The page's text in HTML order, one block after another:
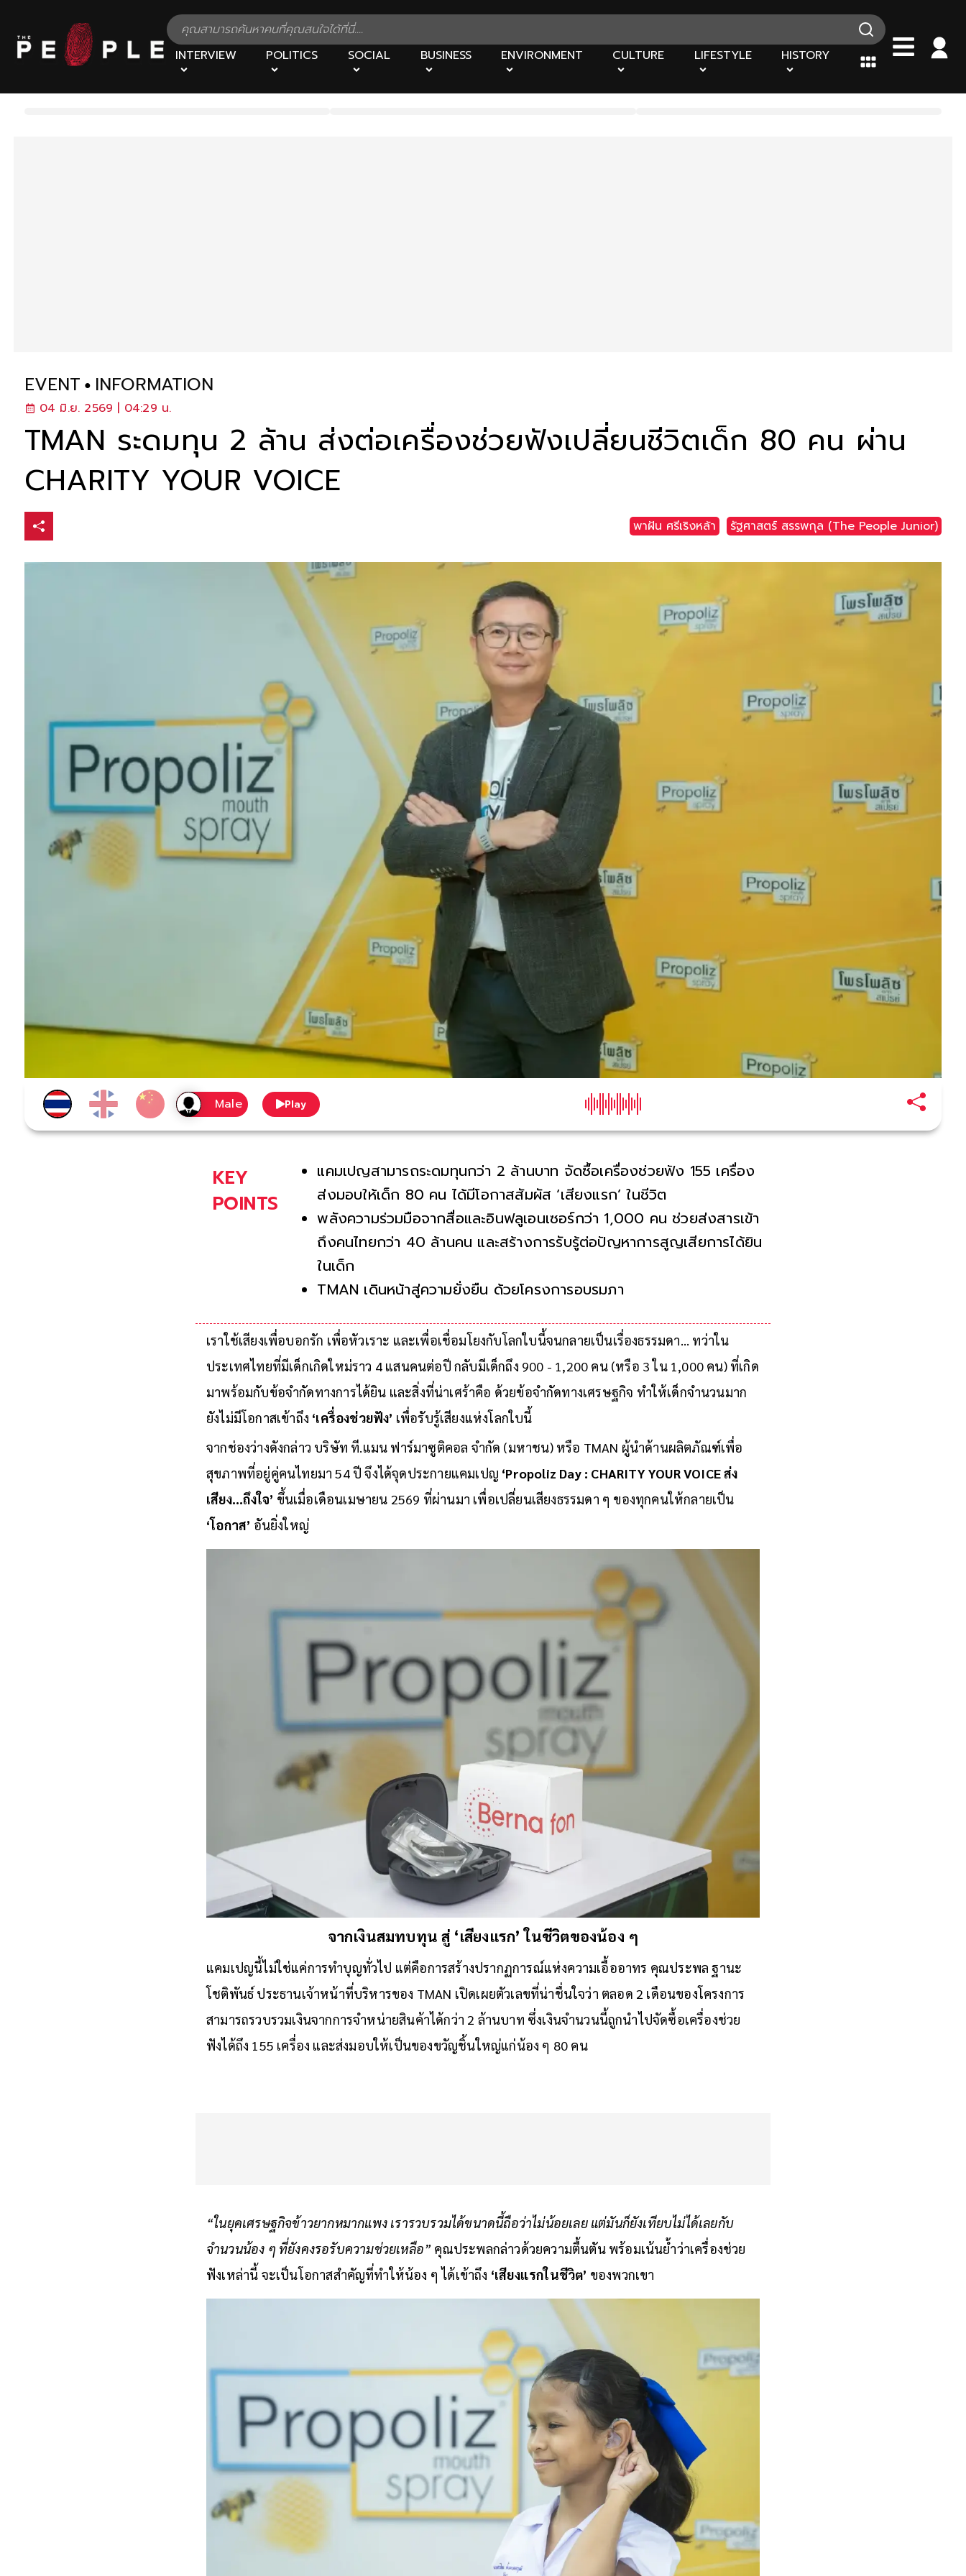
INTERVIEW POLITICS SOCIAL BUSINESS ENVIRONMENT CULTURE LIFESTYLE HISTORY
EVENT INFORMATION
04 มิ.ย. 2569 | 04:29 น.
TMAN ระดมทุน 2 ล้าน ส่งต่อเครื่องช่วยฟังเปลี่ยนชีวิตเด็ก 80 คน ผ่าน
CHARITY YOUR VOICE
พาฝัน ศรีเริงหล้า รัฐศาสตร์ สรรพกุล (The People Junior)
Play
KEY
POINTS
แคมเปญสามารถระดมทุนกว่า 2 ล้านบาท จัดซื้อเครื่องช่วยฟัง 155 เครื่อง
ส่งมอบให้เด็ก 80 คน ได้มีโอกาสสัมผัส ‘เสียงแรก’ ในชีวิต
พลังความร่วมมือจากสื่อและอินฟลูเอนเซอร์กว่า 1,000 คน ช่วยส่งสารเข้า
ถึงคนไทยกว่า 40 ล้านคน และสร้างการรับรู้ต่อปัญหาการสูญเสียการได้ยิน
ในเด็ก
TMAN เดินหน้าสู่ความยั่งยืน ด้วยโครงการอบรมภาษามือสำหรับเภสัชกร
เราใช้เสียงเพื่อบอกรัก เพื่อหัวเราะ และเพื่อเชื่อมโยงกับโลกใบนี้จนกลายเป็นเรื่องธรรมดา... ทว่าใน
ประเทศไทยที่มีเด็กเกิดใหม่ราว 4 แสนคนต่อปี กลับมีเด็กถึง 900 - 1,200 คน (หรือ 3 ใน 1,000 คน) ที่เกิด
มาพร้อมกับข้อจำกัดทางการได้ยิน และสิ่งที่น่าเศร้าคือ ด้วยข้อจำกัดทางเศรษฐกิจ ทำให้เด็กจำนวนมาก
ยังไม่มีโอกาสเข้าถึง ‘เครื่องช่วยฟัง’เพื่อรับรู้เสียงแห่งโลกใบนี้
จากช่องว่างดังกล่าว บริษัท ที.แมน ฟาร์มาซูติคอล จำกัด (มหาชน) หรือ TMAN ผู้นำด้านผลิตภัณฑ์เพื่อ
สุขภาพที่อยู่คู่คนไทยมา 54 ปี จึงได้จุดประกายแคมเปญ‘Propoliz Day : CHARITY YOUR VOICE ส่ง
เสียง...ถึงใจ’ขึ้นเมื่อเดือนเมษายน 2569 ที่ผ่านมา เพื่อเปลี่ยนเสียงธรรมดา ๆ ของทุกคนให้กลายเป็น
‘โอกาส’อันยิ่งใหญ่
จากเงินสมทบทุน สู่ ‘เสียงแรก’ ในชีวิตของน้อง ๆ
แคมเปญนี้ไม่ใช่แค่การทำบุญทั่วไป แต่คือการสร้างปรากฏการณ์แห่งความเอื้ออาทร คุณประพล ฐานะ
โชติพันธ์ ประธานเจ้าหน้าที่บริหารของ TMAN เปิดเผยตัวเลขที่น่าชื่นใจว่า ตลอด 2 เดือนของโครงการ
สามารถรวบรวมเงินจากการจำหน่ายสินค้าได้กว่า 2 ล้านบาท ซึ่งเงินจำนวนนี้ถูกนำไปจัดซื้อเครื่องช่วย
“ในยุคเศรษฐกิจข้าวยากหมากแพง เรารวบรวมได้ขนาดนี้ถือว่าไม่น้อยเลย แต่มันก็ยังเทียบไม่ได้เลยกับ
จำนวนน้อง ๆ ที่ยังคงรอรับความช่วยเหลือ”คุณประพลกล่าวด้วยความตื้นตัน พร้อมเน้นย้ำว่าเครื่องช่วย
ฟังเหล่านี้ จะเป็นโอกาสสำคัญที่ทำให้น้อง ๆ ได้เข้าถึง‘เสียงแรกในชีวิต’ของพวกเขา